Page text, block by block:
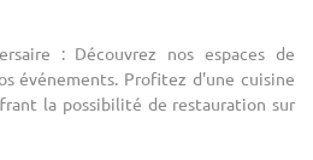
: Découvrez nos espaces de
événements. Profitez d'une cuisine
la possibilité de restauration sur